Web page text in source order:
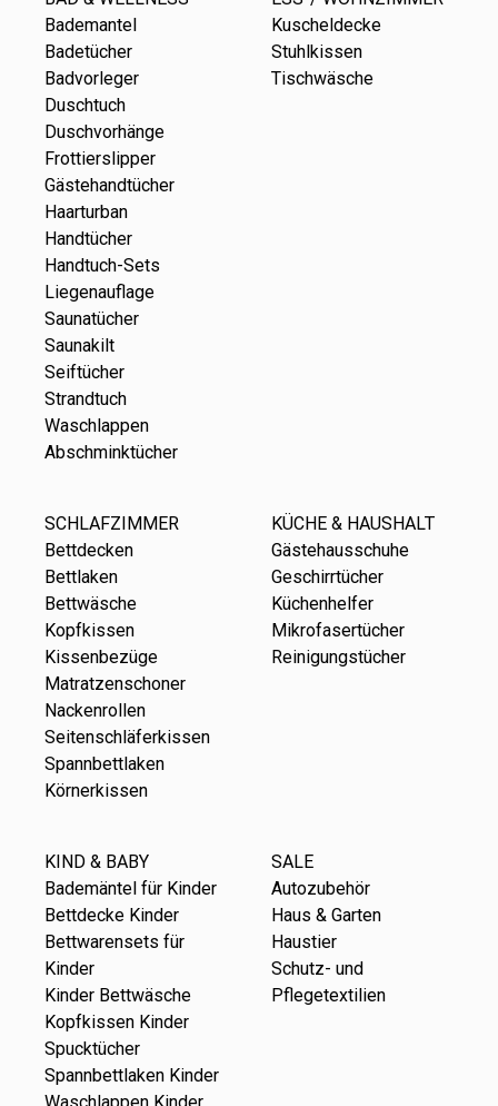
Bademantel
Badetücher
Badvorleger
Duschtuch
Duschvorhänge
Frottierslipper
Gästehandtücher
Haarturban
Handtücher
Handtuch-Sets
Liegenauflage
Saunatücher
Saunakilt
Seiftücher
Strandtuch
Waschlappen
Abschminktücher
Kuscheldecke
Stuhlkissen
Tischwäsche
SCHLAFZIMMER
Bettdecken
Bettlaken
Bettwäsche
Kopfkissen
Kissenbezüge
Matratzenschoner
Nackenrollen
Seitenschläferkissen
Spannbettlaken
Körnerkissen
KÜCHE & HAUSHALT
Gästehausschuhe
Geschirrtücher
Küchenhelfer
Mikrofasertücher
Reinigungstücher
KIND & BABY
Bademäntel für Kinder
Bettdecke Kinder
Bettwarensets für
Kinder
Kinder Bettwäsche
Kopfkissen Kinder
Spucktücher
Spannbettlaken Kinder
Waschlappen Kinder
SALE
Autozubehör
Haus & Garten
Haustier
Schutz- und
Pflegetextilien